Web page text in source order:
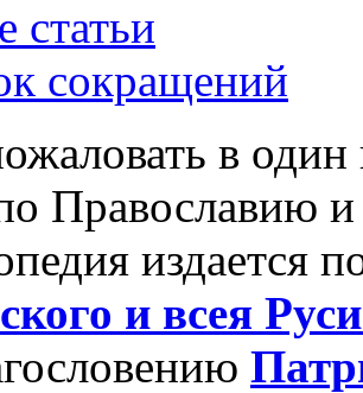
статьи
сокращений
в
Православию
издается
и всея